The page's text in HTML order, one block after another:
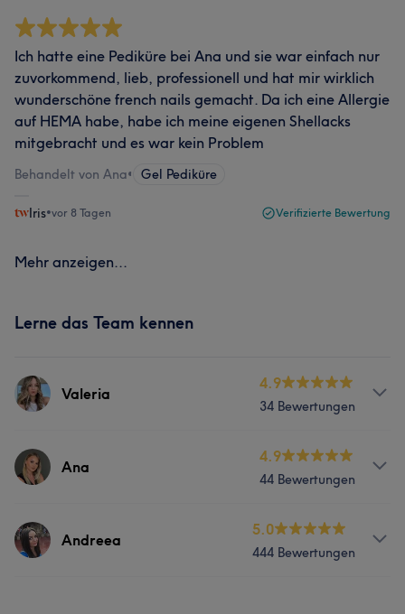
Ich hatte eine Pediküre bei Ana und sie war einfach nur
zuvorkommend, lieb, professionell und hat mir wirklich
wunderschöne french nails gemacht. Da ich eine Allergie
auf HEMA habe, habe ich meine eigenen Shellacks
mitgebracht und es war kein Problem
Behandelt von Ana• Gel Pediküre
Iris•vor 8 Tagen Verifizierte Bewertung
Mehr anzeigen...
Lerne das Team kennen
Valeria
4.9
34 Bewertungen
Services
Ana
4.9
44 Bewertungen
Services
Andreea
5.0
444 Bewertungen